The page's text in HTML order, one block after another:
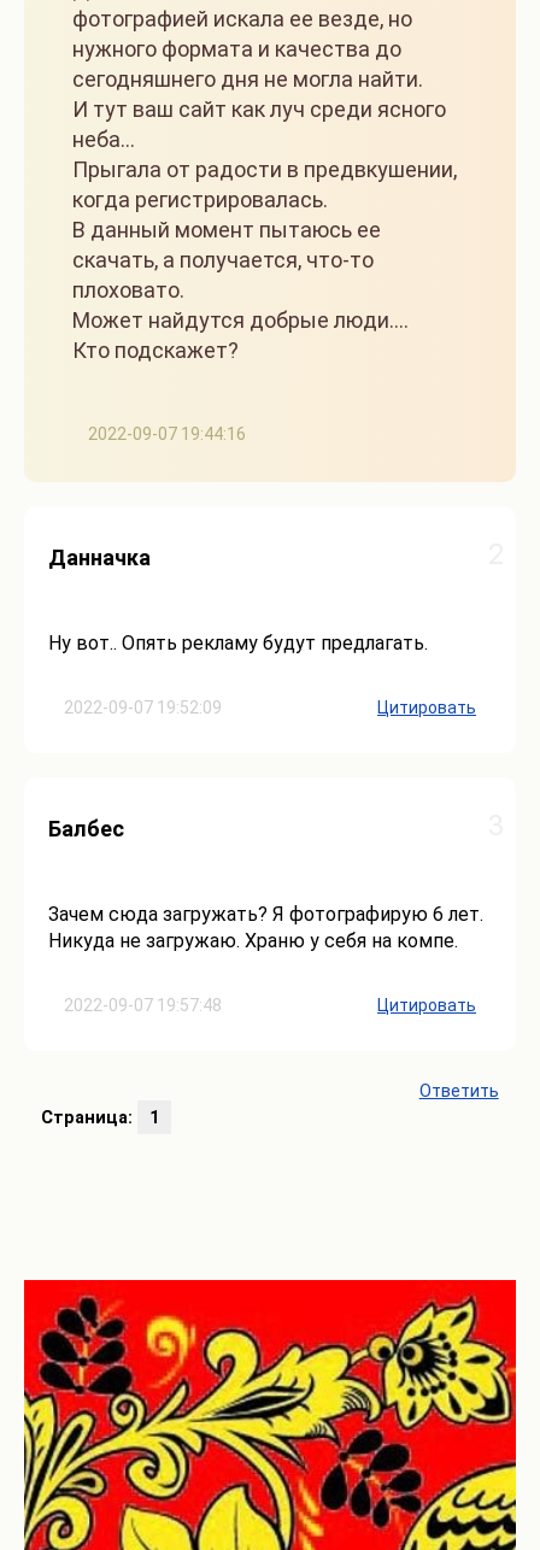
2022-09-07 19:44:16
фотографией искала ее везде, но
нужного формата и качества до
сегодняшнего дня не могла найти.
И тут ваш сайт как луч среди ясного
неба...
Прыгала от радости в предвкушении,
когда регистрировалась.
В данный момент пытаюсь ее
скачать, а получается, что-то
плоховато.
Может найдутся добрые люди....
Кто подскажет?
2022-09-07 19:52:09
Данначка
Ну вот.. Опять рекламу будут предлагать.
Цитировать
2022-09-07 19:57:48
Балбес
Зачем сюда загружать? Я фотографирую 6 лет.
Никуда не загружаю. Храню у себя на компе.
Цитировать
Ответить
Страница:
1